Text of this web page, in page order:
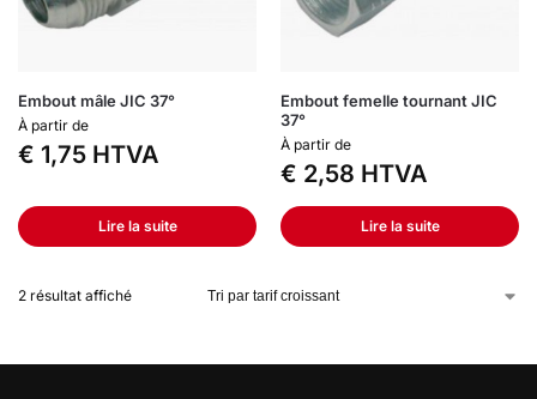
Embout mâle JIC 37°
À partir de
€ 1,75 HTVA
Lire la suite
Embout femelle tournant JIC
37°
À partir de
€ 2,58 HTVA
Lire la suite
2 résultat affiché